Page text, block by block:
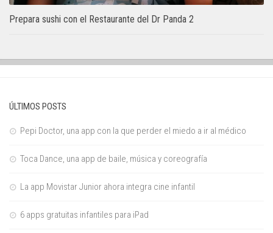
Prepara sushi con el Restaurante del Dr Panda 2
ÚLTIMOS POSTS
Pepi Doctor, una app con la que perder el miedo a ir al médico
Toca Dance, una app de baile, música y coreografía
La app Movistar Junior ahora integra cine infantil
6 apps gratuitas infantiles para iPad